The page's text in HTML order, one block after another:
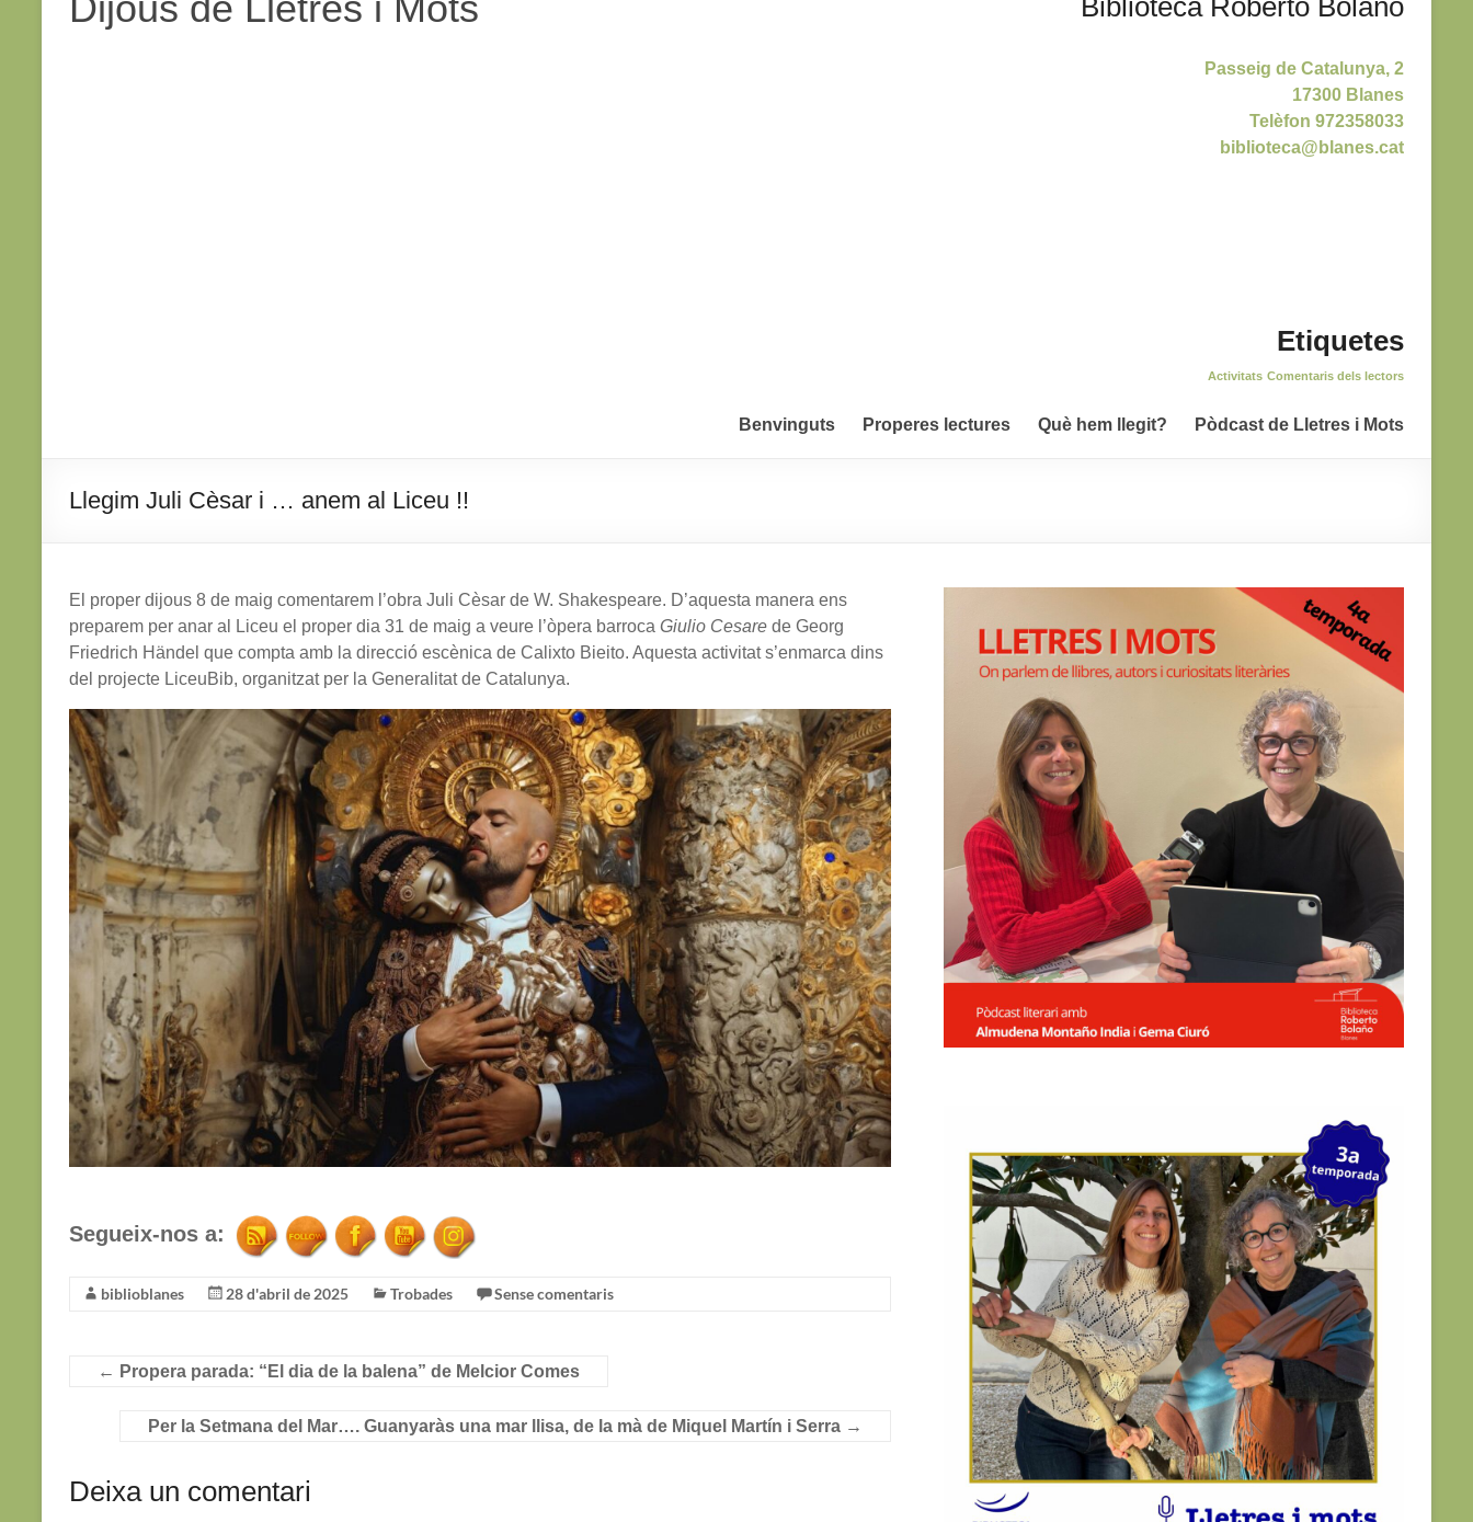
Biblioteca Roberto Bolaño
Passeig de Catalunya, 2
17300 Blanes
Telèfon 972358033
biblioteca@blanes.cat
Etiquetes
Activitats Comentaris dels lectors
Benvinguts Properes lectures Què hem llegit? Pòdcast de Lletres i Mots
Llegim Juli Cèsar i … anem al Liceu !!
El proper dijous 8 de maig comentarem l’obra Juli Cèsar de W. Shakespeare. D’aquesta manera ens
preparem per anar al Liceu el proper dia 31 de maig a veure l’òpera barroca Giulio Cesare de Georg
Friedrich Händel que compta amb la direcció escènica de Calixto Bieito. Aquesta activitat s’enmarca dins
del projecte LiceuBib, organitzat per la Generalitat de Catalunya.
Segueix-nos a:
biblioblanes 28 d'abril de 2025 Trobades Sense comentaris
← Propera parada: “El dia de la balena” de Melcior Comes
Per la Setmana del Mar…. Guanyaràs una mar llisa, de la mà de Miquel Martín i Serra →
Deixa un comentari